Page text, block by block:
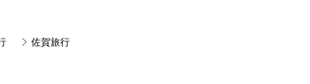
佐賀旅行